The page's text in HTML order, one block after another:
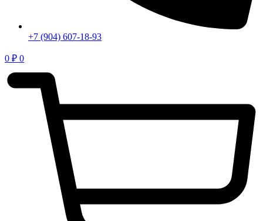
+7 (904) 607-18-93
0 ₽ 0